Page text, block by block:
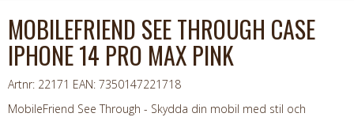
MOBILEFRIEND SEE THROUGH CASE
IPHONE 14 PRO MAX PINK
Artnr: 22171 EAN: 7350147221718
MobileFriend See Through - Skydda din mobil med stil och